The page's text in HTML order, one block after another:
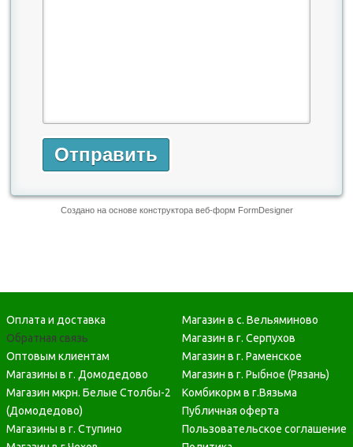
Оплата и доставка
Обратная связь
Оптовым клиентам
Магазины в г. Домодедово
Магазин мкрн. Белые Столбы-2
(Домодедово)
Магазины в г. Ступино
Магазин в с. Вельяминово
Магазин в г. Серпухов
Магазин в г. Раменское
Магазин в г. Рыбное (Рязань)
Комбикорм в г.Вязьма
Публичная оферта
Пользовательское соглашение